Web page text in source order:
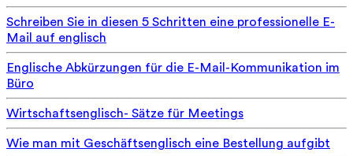
Schreiben Sie in diesen 5 Schritten eine professionelle E-
Mail auf englisch
Englische Abkürzungen für die E-Mail-Kommunikation im
Büro
Wirtschaftsenglisch- Sätze für Meetings
Wie man mit Geschäftsenglisch eine Bestellung aufgibt